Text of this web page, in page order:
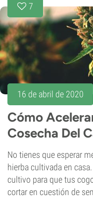
7
16 de abril de 2020
Cómo
Cosecha Del
No tienes que esperar
hierba cultivada en
cultivo para que tus
cortar en cuestión de